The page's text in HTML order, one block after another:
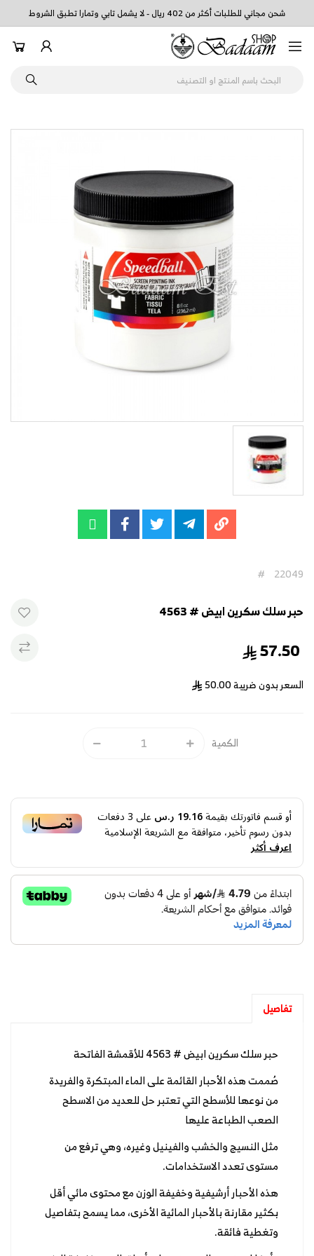
شحن مجاني للطلبات أكثر من 402 ريال - لا يشمل تابي وتمارا تطبق الشروط
22049
#
حبر سلك سكرين ابيض # 4563
57.50
السعر بدون ضريبة50.00
الكمية
أو قسم فاتورتك بقيمة19.16 ر.س على3دفعات
بدون رسوم تأخير، متوافقة مع الشريعة الإسلامية
اعرف أكثر
تفاصيل
حبر سلك سكرين ابيض # 4563 للأقمشة الفاتحة
صُممت هذه الأحبار القائمة على الماء المبتكرة والفريدة
من نوعها للأسطح التي تعتبر حل للعديد من الاسطح
الصعب الطباعة عليها
مثل النسيج والخشب والفينيل وغيره، وهي ترفع من
مستوى تعدد الاستخدامات.
هذه الأحبار أرشيفية وخفيفة الوزن مع محتوى مائي أقل
بكثير مقارنة بالأحبار المائية الأخرى، مما يسمح بتفاصيل
وتغطية فائقة.